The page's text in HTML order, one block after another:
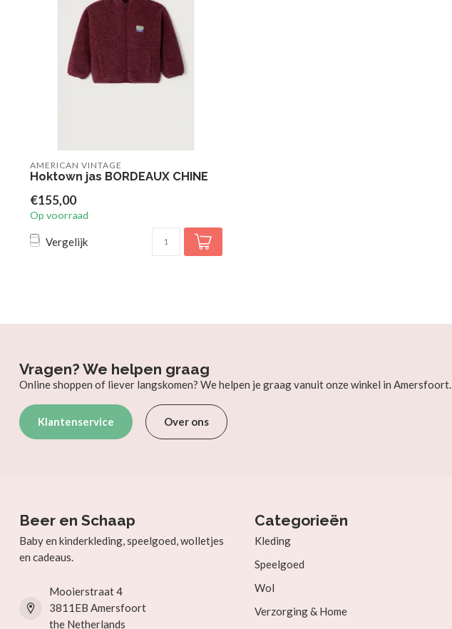
AMERICAN VINTAGE
Hoktown jas BORDEAUX CHINE
€155,00
Op voorraad
Vergelijk
Vragen? We helpen graag
Online shoppen of liever langskomen? We helpen je graag vanuit onze winkel in Amersfoort.
Klantenservice Over ons
Beer en Schaap
Baby en kinderkleding, speelgoed, wolletjes
en cadeaus.
Mooierstraat 4
3811EB Amersfoort
the Netherlands
Categorieën
Kleding
Speelgoed
Wol
Verzorging & Home